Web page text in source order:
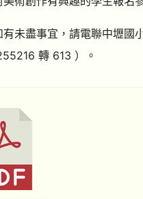
有未盡事宜，請電聯中壢國
轉 613 ）。